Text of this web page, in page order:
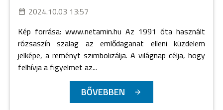
2024.10.03 13:57
Kép forrása: www.netamin.hu Az 1991 óta használt
rózsaszín szalag az emlődaganat elleni küzdelem
jelképe, a reményt szimbolizálja. A világnap célja, hogy
felhívja a figyelmet az...
BŐVEBBEN